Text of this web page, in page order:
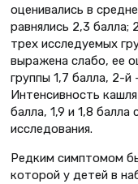
оценивались в
равнялись 2,3 балла;
трех исследуемых
выражена слабо, ее
группы 1,7 балла, 2-й
Интенсивность
балла, 1,9 и 1,8
исследования.
Редким симптомом
которой у детей в